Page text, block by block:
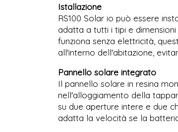
Istallazione
RS100 Solar io può essere
adatta a tutti i tipi e
funziona senza elettricità,
all'interno dell'abitazione,
Pannello solare integrato
Il pannello solare in resina
nell'alloggiamento della
su due aperture intere e due
adatta la velocità se la